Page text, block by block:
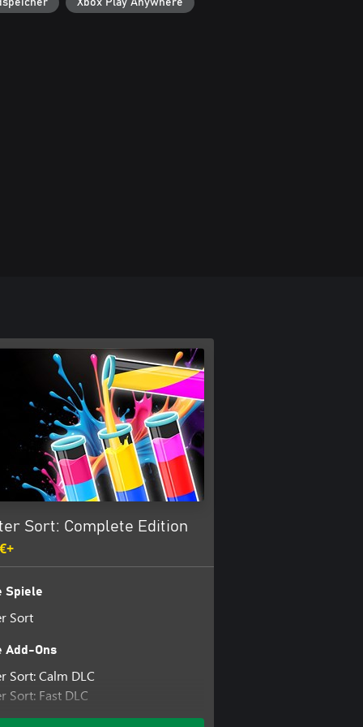
Xbox Play Anywhere
Sort: Complete Edition
Spiele
Sort
Add-Ons
Sort: Calm DLC
Sort: Fast DLC
Sort: Hard DLC